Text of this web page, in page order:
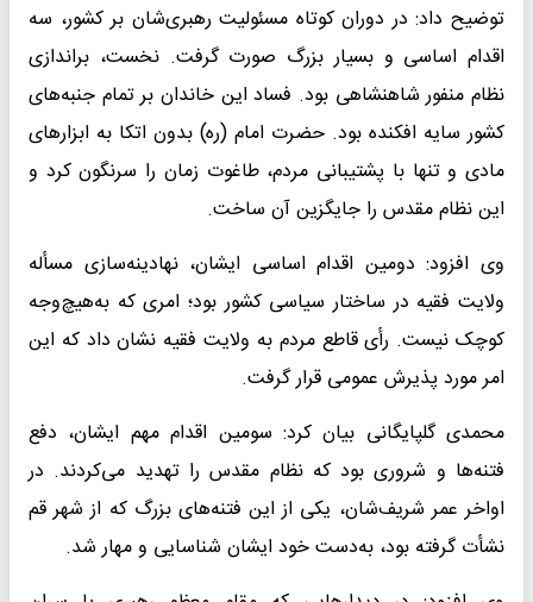
توضیح داد: در دوران کوتاه مسئولیت رهبری‌شان بر کشور، سه
اقدام اساسی و بسیار بزرگ صورت گرفت. نخست، براندازی
نظام منفور شاهنشاهی بود. فساد این خاندان بر تمام جنبه‌های
کشور سایه افکنده بود. حضرت امام (ره) بدون اتکا به ابزارهای
مادی و تنها با پشتیبانی مردم، طاغوت زمان را سرنگون کرد و
این نظام مقدس را جایگزین آن ساخت.
وی افزود: دومین اقدام اساسی ایشان، نهادینه‌سازی مسأله
ولایت فقیه در ساختار سیاسی کشور بود؛ امری که به‌هیچ‌وجه
کوچک نیست. رأی قاطع مردم به ولایت فقیه نشان داد که این
امر مورد پذیرش عمومی قرار گرفت.
محمدی گلپایگانی بیان کرد: سومین اقدام مهم ایشان، دفع
فتنه‌ها و شروری بود که نظام مقدس را تهدید می‌کردند. در
اواخر عمر شریف‌شان، یکی از این فتنه‌های بزرگ که از شهر قم
نشأت گرفته بود، به‌دست خود ایشان شناسایی و مهار شد.